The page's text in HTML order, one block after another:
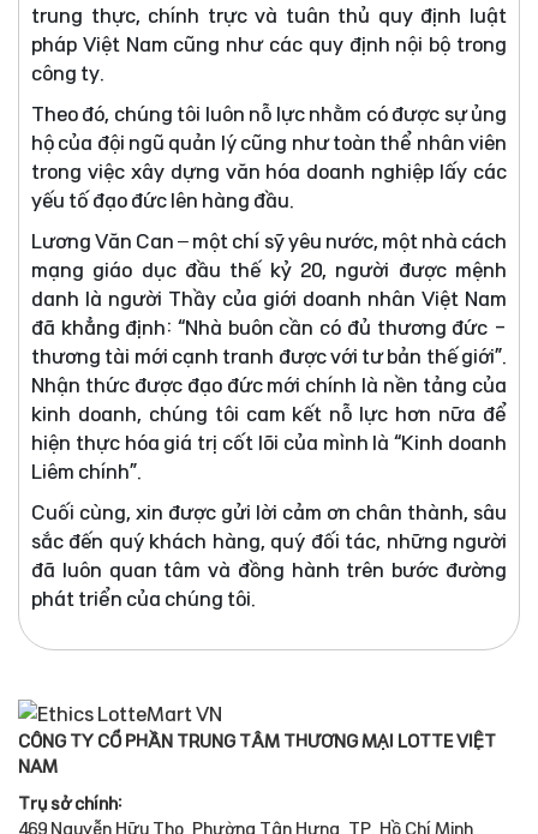
trung thực, chính trực và tuân thủ quy định luật
pháp Việt Nam cũng như các quy định nội bộ trong
công ty.
Theo đó, chúng tôi luôn nỗ lực nhằm có được sự ủng
hộ của đội ngũ quản lý cũng như toàn thể nhân viên
trong việc xây dựng văn hóa doanh nghiệp lấy các
yếu tố đạo đức lên hàng đầu.
Lương Văn Can – một chí sỹ yêu nước, một nhà cách
mạng giáo dục đầu thế kỷ 20, người được mệnh
danh là người Thầy của giới doanh nhân Việt Nam
đã khẳng định: “Nhà buôn cần có đủ thương đức -
thương tài mới cạnh tranh được với tư bản thế giới”.
Nhận thức được đạo đức mới chính là nền tảng của
kinh doanh, chúng tôi cam kết nỗ lực hơn nữa để
hiện thực hóa giá trị cốt lõi của mình là “Kinh doanh
Liêm chính”.
Cuối cùng, xin được gửi lời cảm ơn chân thành, sâu
sắc đến quý khách hàng, quý đối tác, những người
đã luôn quan tâm và đồng hành trên bước đường
phát triển của chúng tôi.
CÔNG TY CỔ PHẦN TRUNG TÂM THƯƠNG MẠI LOTTE VIỆT
NAM
Trụ sở chính:
469 Nguyễn Hữu Thọ, Phường Tân Hưng, TP. Hồ Chí Minh